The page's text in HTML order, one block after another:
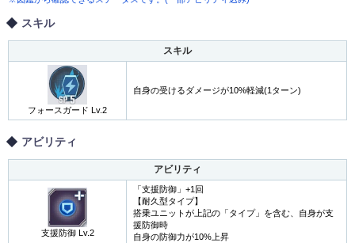
スキル
スキル
フォースガード Lv.2
自身の受けるダメージが10%軽減(1ターン)
アビリティ
アビリティ
支援防御 Lv.2
「支援防御」+1回
【耐久型タイプ】
搭乗ユニットが上記の「タイプ」を含む、自身が支
援防御時
自身の防御力が10%上昇